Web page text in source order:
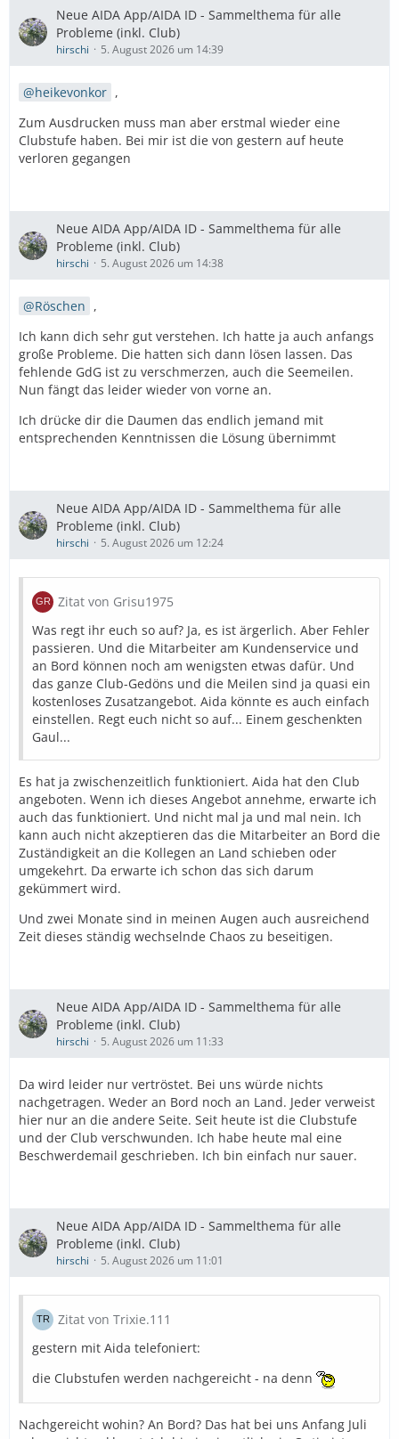
Neue AIDA App/AIDA ID - Sammelthema für alle
Probleme (inkl. Club)
hirschi 5. August 2026 um 14:39
heikevonkor ,
Zum Ausdrucken muss man aber erstmal wieder eine
Clubstufe haben. Bei mir ist die von gestern auf heute
verloren gegangen
Neue AIDA App/AIDA ID - Sammelthema für alle
Probleme (inkl. Club)
hirschi 5. August 2026 um 14:38
Röschen ,
Ich kann dich sehr gut verstehen. Ich hatte ja auch anfangs
große Probleme. Die hatten sich dann lösen lassen. Das
fehlende GdG ist zu verschmerzen, auch die Seemeilen.
Nun fängt das leider wieder von vorne an.
Ich drücke dir die Daumen das endlich jemand mit
entsprechenden Kenntnissen die Lösung übernimmt
Neue AIDA App/AIDA ID - Sammelthema für alle
Probleme (inkl. Club)
hirschi 5. August 2026 um 12:24
Zitat von Grisu1975
Was regt ihr euch so auf? Ja, es ist ärgerlich. Aber Fehler
passieren. Und die Mitarbeiter am Kundenservice und
an Bord können noch am wenigsten etwas dafür. Und
das ganze Club-Gedöns und die Meilen sind ja quasi ein
kostenloses Zusatzangebot. Aida könnte es auch einfach
einstellen. Regt euch nicht so auf... Einem geschenkten
Gaul...
Es hat ja zwischenzeitlich funktioniert. Aida hat den Club
angeboten. Wenn ich dieses Angebot annehme, erwarte ich
auch das funktioniert. Und nicht mal ja und mal nein. Ich
kann auch nicht akzeptieren das die Mitarbeiter an Bord die
Zuständigkeit an die Kollegen an Land schieben oder
umgekehrt. Da erwarte ich schon das sich darum
gekümmert wird.
Und zwei Monate sind in meinen Augen auch ausreichend
Zeit dieses ständig wechselnde Chaos zu beseitigen.
Neue AIDA App/AIDA ID - Sammelthema für alle
Probleme (inkl. Club)
hirschi 5. August 2026 um 11:33
Da wird leider nur vertröstet. Bei uns würde nichts
nachgetragen. Weder an Bord noch an Land. Jeder verweist
hier nur an die andere Seite. Seit heute ist die Clubstufe
und der Club verschwunden. Ich habe heute mal eine
Beschwerdemail geschrieben. Ich bin einfach nur sauer.
Neue AIDA App/AIDA ID - Sammelthema für alle
Probleme (inkl. Club)
hirschi 5. August 2026 um 11:01
Zitat von Trixie.111
gestern mit Aida telefoniert:
die Clubstufen werden nachgereicht - na denn
Nachgereicht wohin? An Bord? Das hat bei uns Anfang Juli